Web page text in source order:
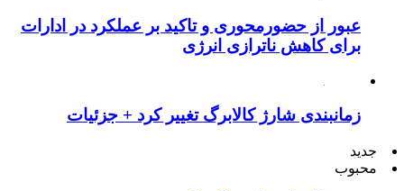
عبور از حضورمحوری و تاکید بر عملکرد در ادارات
برای کاهش ناترازی انرژی
زمانبندی شارژ کالابرگ تغییر کرد + جزئیات
جدید
محبوب